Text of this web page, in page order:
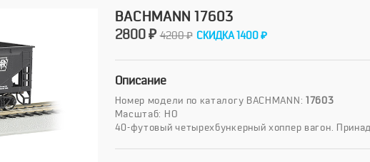
BACHMANN 17603
2800 ₽ 4200 ₽ СКИДКА 1400 ₽
Описание
Номер модели по каталогу BACHMANN: 17603
Масштаб: HO
40-футовый четырехбункерный хоппер вагон.